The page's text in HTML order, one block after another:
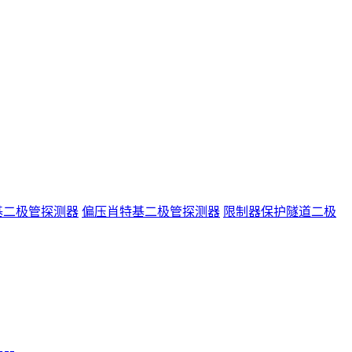
极管探测器 偏压肖特基二极管探测器 限制器保护隧道二极